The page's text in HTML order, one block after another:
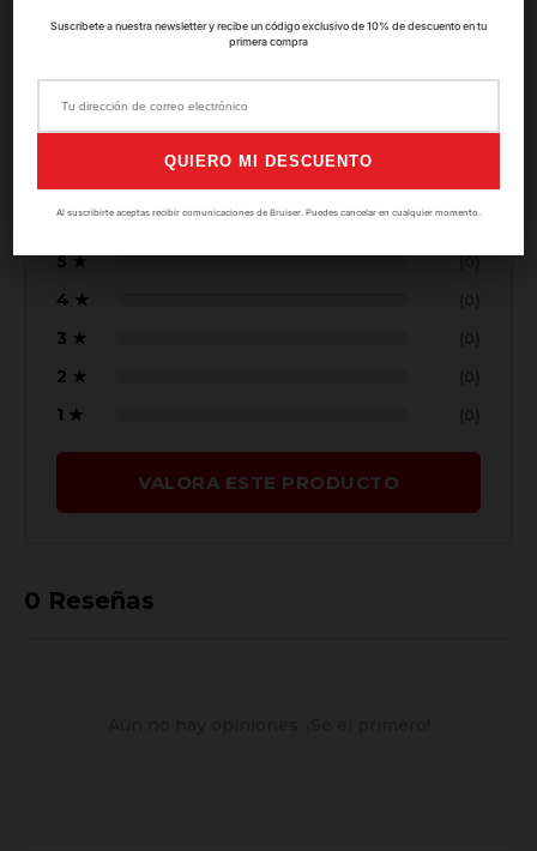
Suscríbete a nuestra newsletter y recibe un código exclusivo de 10% de descuento en tu
primera compra
QUIERO MI DESCUENTO
Al suscribirte aceptas recibir comunicaciones de Bruiser. Puedes cancelar en cualquier momento.
5.0
★★★★★
Basado en0 valoraciones
5 ★
4 ★
3 ★
2 ★
1 ★
VALORA ESTE PRODUCTO
0 Reseñas